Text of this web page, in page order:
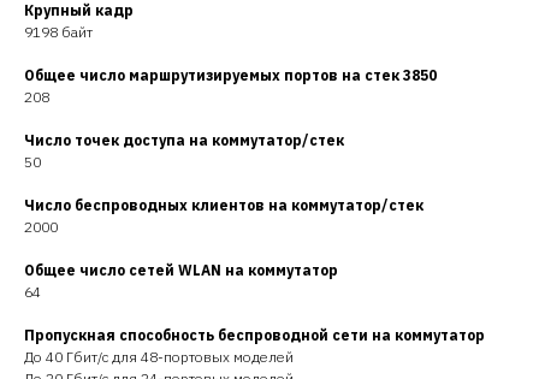
Крупный кадр
9198 байт
Общее число маршрутизируемых портов на стек 3850
208
Число точек доступа на коммутатор/стек
50
Число беспроводных клиентов на коммутатор/стек
2000
Общее число сетей WLAN на коммутатор
64
Пропускная способность беспроводной сети на коммутатор
До 40 Гбит/с для 48-портовых моделей